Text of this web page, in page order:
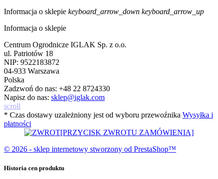
Informacja o sklepie keyboard_arrow_down keyboard_arrow_up
Informacja o sklepie
Centrum Ogrodnicze IGLAK Sp. z o.o.
ul. Patriotów 18
NIP: 9522183872
04-933 Warszawa
Polska
Zadzwoń do nas: +48 22 8724330
Napisz do nas: sklep@iglak.com
scroll
* Czas dostawy uzależniony jest od wyboru przewoźnika Wysyłka i
płatności
[PRZYCISK ZWROTU ZAMÓWIENIA]
© 2026 - sklep internetowy stworzony od PrestaShop™
Historia cen produktu